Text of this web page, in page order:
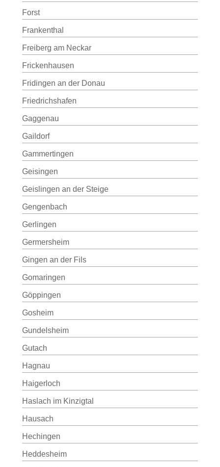
Forst
Frankenthal
Freiberg am Neckar
Frickenhausen
Fridingen an der Donau
Friedrichshafen
Gaggenau
Gaildorf
Gammertingen
Geisingen
Geislingen an der Steige
Gengenbach
Gerlingen
Germersheim
Gingen an der Fils
Gomaringen
Göppingen
Gosheim
Gundelsheim
Gutach
Hagnau
Haigerloch
Haslach im Kinzigtal
Hausach
Hechingen
Heddesheim